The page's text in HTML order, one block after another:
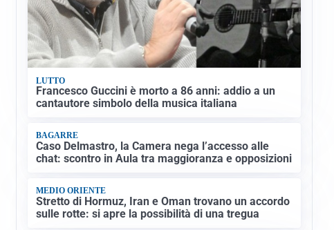
LUTTO
Francesco Guccini è morto a 86 anni: addio a un
cantautore simbolo della musica italiana
BAGARRE
Caso Delmastro, la Camera nega l’accesso alle
chat: scontro in Aula tra maggioranza e opposizioni
MEDIO ORIENTE
Stretto di Hormuz, Iran e Oman trovano un accordo
sulle rotte: si apre la possibilità di una tregua